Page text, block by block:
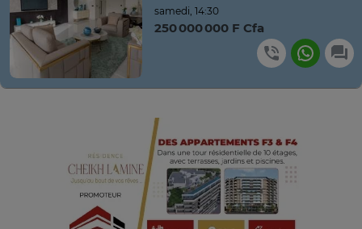
samedi, 14:30
250 000 000 F Cfa